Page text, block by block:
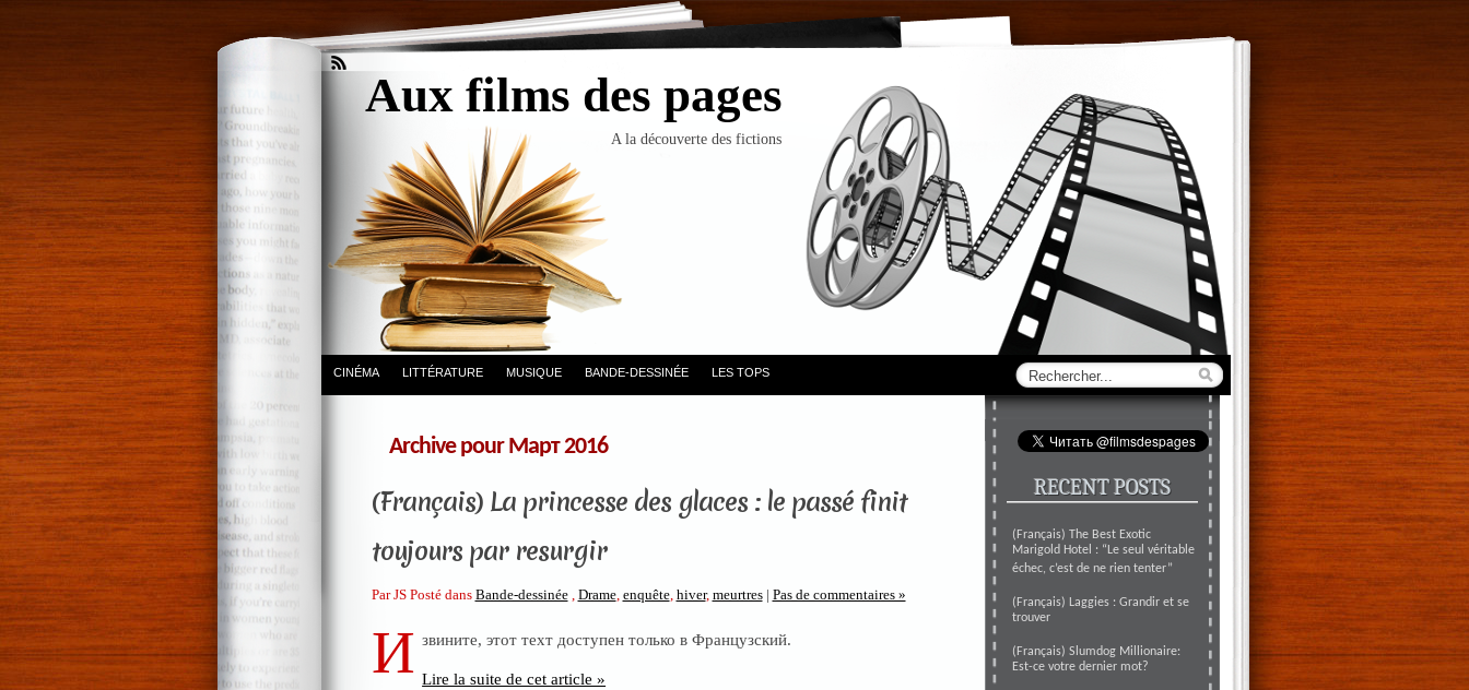
Aux films des pages
A la découverte des fictions
CINÉMA LITTÉRATURE MUSIQUE BANDE-DESSINÉE LES TOPS
Archive pour Март 2016
(Français) La princesse des glaces : le passé finit
toujours par resurgir
Par JS Posté dans Bande-dessinée, Drame, enquête, hiver, meurtres | Pas de commentaires »
И звините, этот техт доступен только в Французский.
Lire la suite de cet article »
RECENT POSTS
(Français) The Best Exotic
Marigold Hotel : “Le seul véritable
échec, c’est de ne rien tenter”
(Français) Laggies : Grandir et se
trouver
(Français) Slumdog Millionaire:
Est-ce votre dernier mot?